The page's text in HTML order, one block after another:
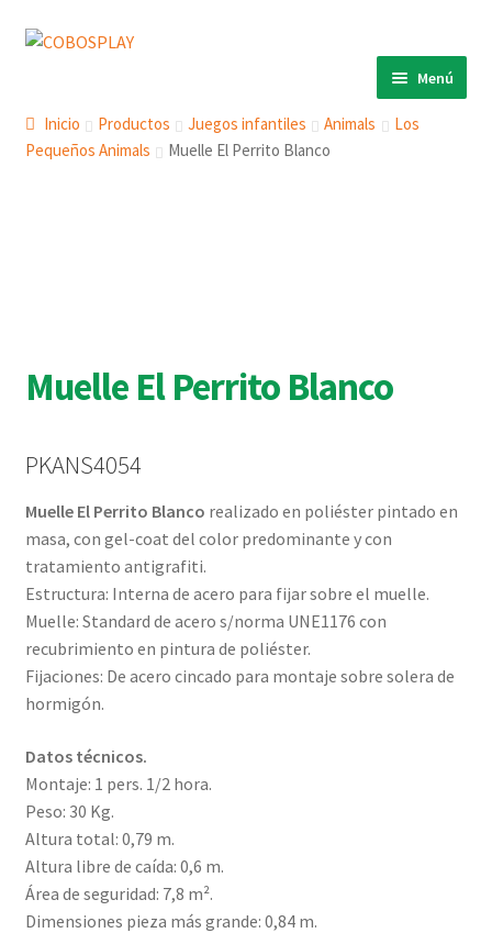
Ir
navegación
Ir
Menú
INICIO
PRODUCTOS
DESCARGAS
Inicio Productos Juegos infantiles Animals
Los
Pequeños Animals
Muelle El Perrito Blanco
Muelle El Perrito Blanco
PKANS4054
Muelle El Perrito Blanco realizado en poliéster pintado en
masa, con gel-coat del color predominante y con
tratamiento antigrafiti.
Estructura: Interna de acero para fijar sobre el muelle.
Muelle: Standard de acero s/norma UNE1176 con
recubrimiento en pintura de poliéster.
Fijaciones: De acero cincado para montaje sobre solera de
hormigón.
Datos técnicos.
Montaje: 1 pers. 1/2 hora.
Peso: 30 Kg.
Altura total: 0,79 m.
Altura libre de caída: 0,6 m.
Área de seguridad: 7,8 m².
Dimensiones pieza más grande: 0,84 m.